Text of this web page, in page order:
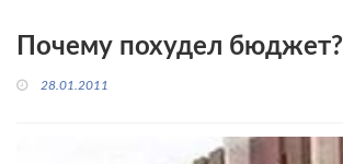
Почему похудел бюджет?
28.01.2011